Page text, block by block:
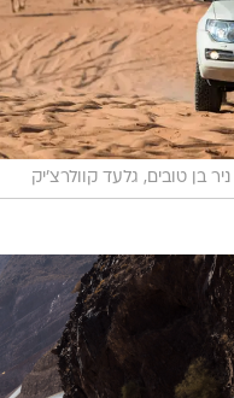
ניר בן טובים, גלעד קוולרצ'יק